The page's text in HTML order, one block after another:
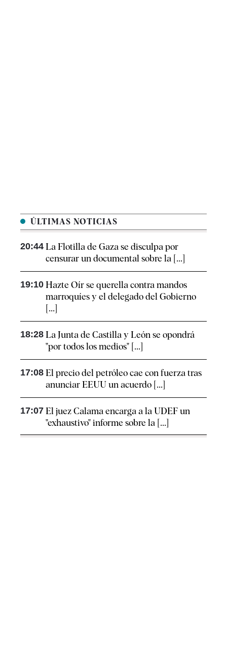
ÚLTIMAS NOTICIAS
20:44 La Flotilla de Gaza se disculpa por
censurar un documental sobre la [...]
19:10 Hazte Oír se querella contra mandos
marroquíes y el delegado del Gobierno
[...]
18:28 La Junta de Castilla y León se opondrá
"por todos los medios" [...]
17:08 El precio del petróleo cae con fuerza tras
anunciar EEUU un acuerdo [...]
17:07 El juez Calama encarga a la UDEF un
"exhaustivo" informe sobre la [...]